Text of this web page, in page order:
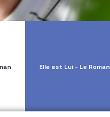
Elle est Lui - Le Roman